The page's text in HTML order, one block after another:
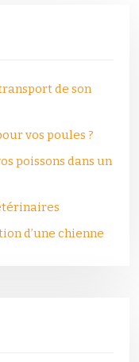
de son
vos poules ?
poissons dans un
d’une chienne